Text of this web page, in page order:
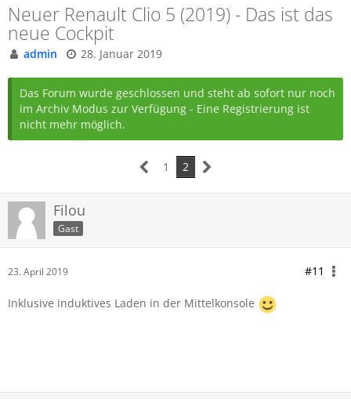
Neuer Renault Clio 5 (2019) - Das ist das
neue Cockpit
admin 28. Januar 2019
Das Forum wurde geschlossen und steht ab sofort nur noch
im Archiv Modus zur Verfügung - Eine Registrierung ist
nicht mehr möglich.
1 2
Filou
Gast
23. April 2019 #11
Inklusive induktives Laden in der Mittelkonsole